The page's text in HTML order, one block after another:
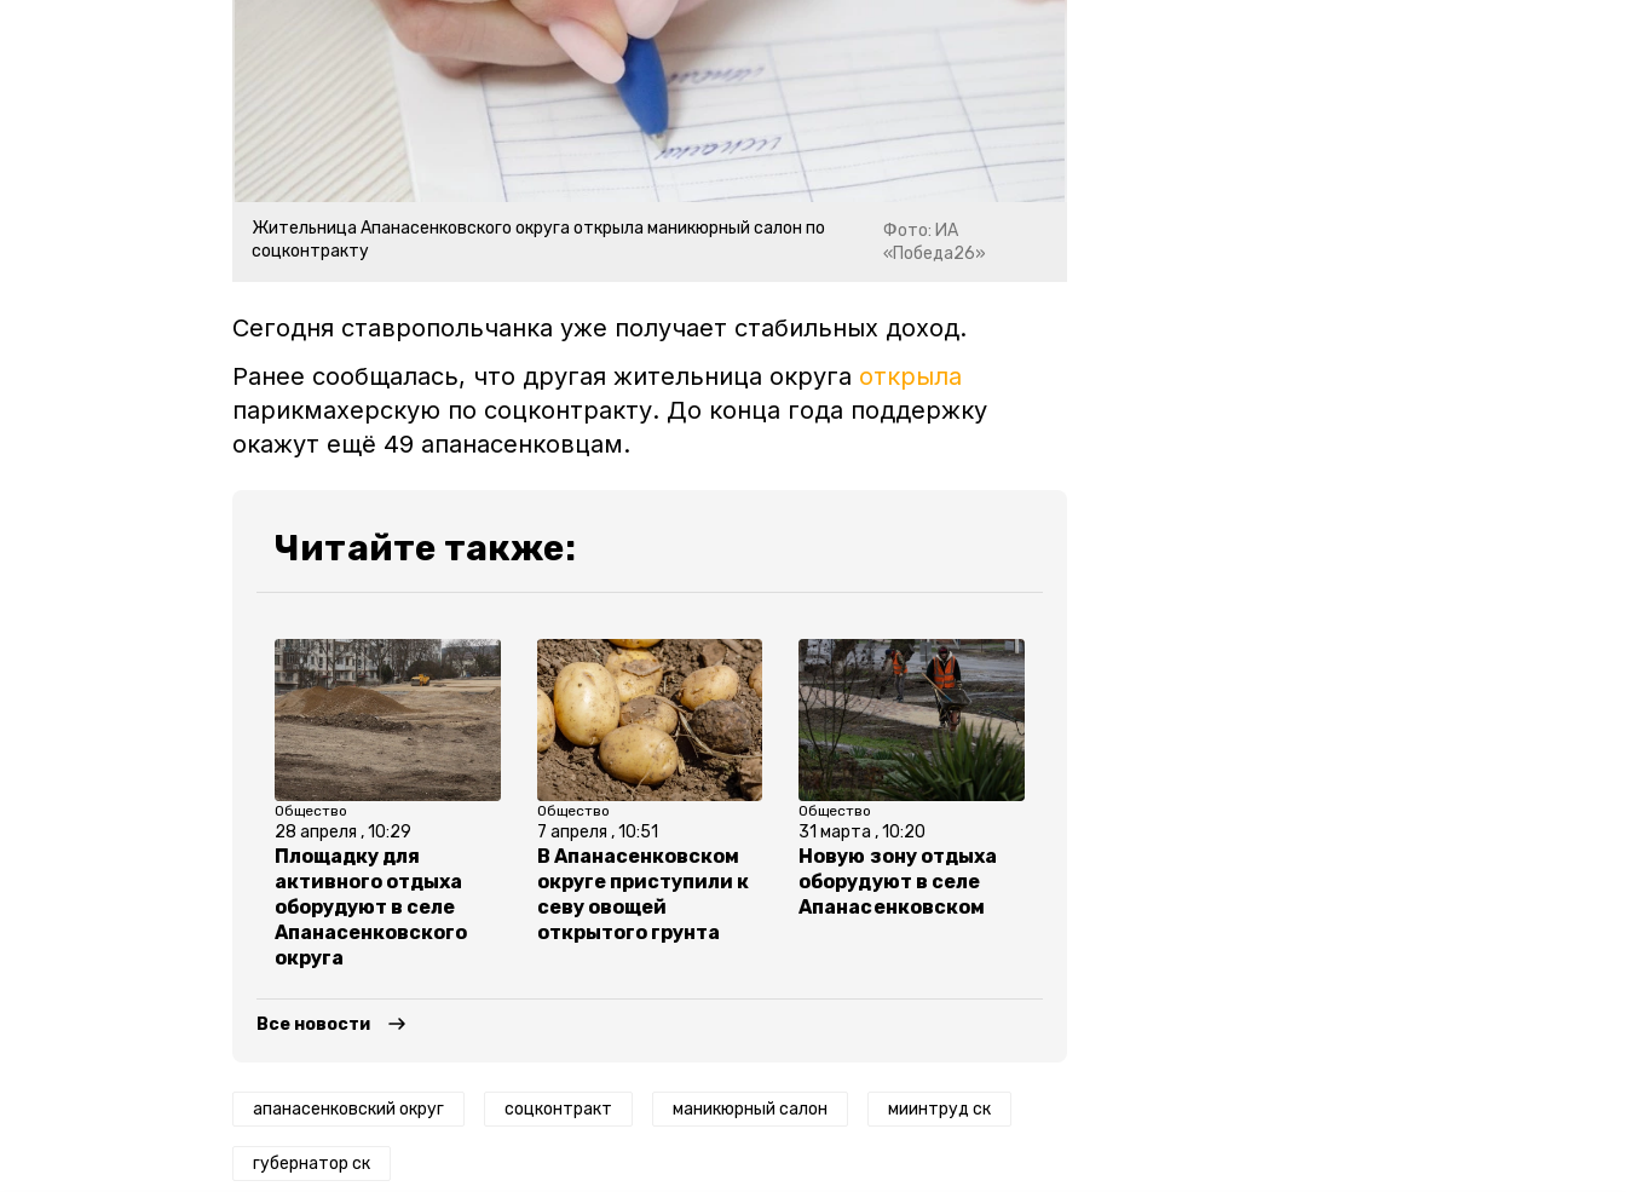
Жительница Апанасенковского округа открыла маникюрный салон по
соцконтракту
Фото: ИА
«Победа26»
Сегодня ставропольчанка уже получает стабильных доход.
Ранее сообщалась, что другая жительница округа открыла
парикмахерскую по соцконтракту. До конца года поддержку
окажут ещё 49 апанасенковцам.
Читайте также:
Общество
28 апреля , 10:29
Площадку для
активного отдыха
оборудуют в селе
Апанасенковского
округа
Общество
7 апреля , 10:51
В Апанасенковском
округе приступили к
севу овощей
открытого грунта
Общество
31 марта , 10:20
Новую зону отдыха
оборудуют в селе
Апанасенковском
Все новости
апанасенковский округ соцконтракт маникюрный салон миинтруд ск
губернатор ск